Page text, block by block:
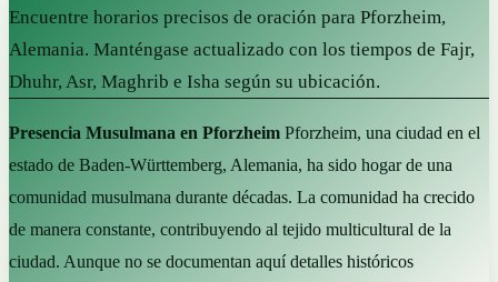
Encuentre horarios precisos de oración para Pforzheim,
Alemania. Manténgase actualizado con los tiempos de Fajr,
Dhuhr, Asr, Maghrib e Isha según su ubicación.
Presencia Musulmana en Pforzheim Pforzheim, una ciudad en el
estado de Baden-Württemberg, Alemania, ha sido hogar de una
comunidad musulmana durante décadas. La comunidad ha crecido
de manera constante, contribuyendo al tejido multicultural de la
ciudad. Aunque no se documentan aquí detalles históricos